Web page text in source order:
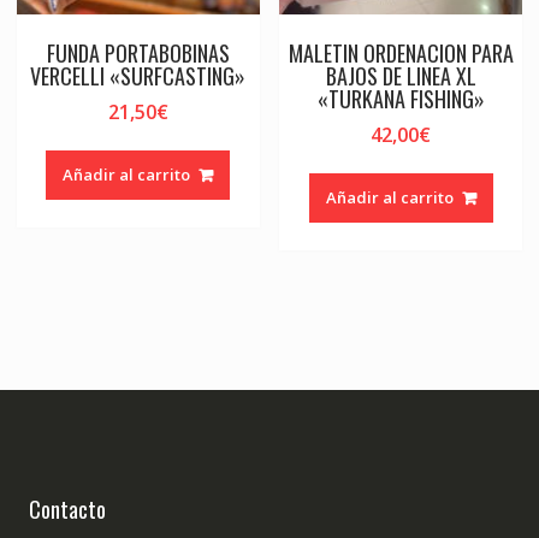
FUNDA PORTABOBINAS
VERCELLI «SURFCASTING»
21,50€
Añadir al carrito
MALETIN ORDENACION PARA
BAJOS DE LINEA XL
«TURKANA FISHING»
42,00€
Añadir al carrito
Contacto